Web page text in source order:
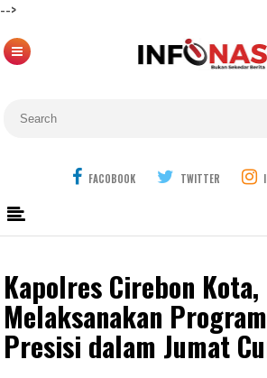
-->
FACOBOOK TWITTER
Kapolres Cirebon Kota,
Melaksanakan
Presisi dalam Jumat